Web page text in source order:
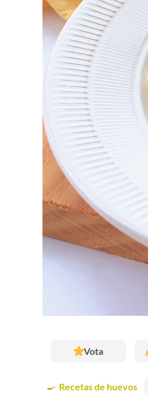
Vota
🍳 Recetas de huevos